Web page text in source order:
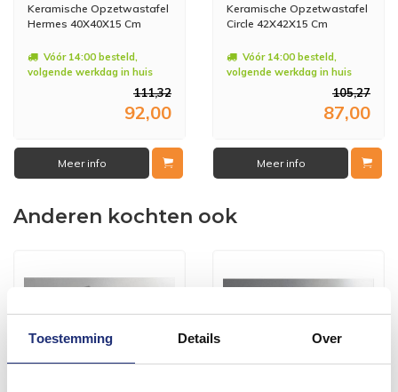
Toestemming Details Over
Keramische Opzetwastafel
Hermes 40X40X15 Cm
Vóór 14:00 besteld,
volgende werkdag in huis
111,32
92,00
Meer info
Keramische Opzetwastafel
Circle 42X42X15 Cm
Vóór 14:00 besteld,
volgende werkdag in huis
105,27
87,00
Meer info
Anderen kochten ook